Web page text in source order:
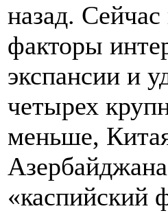
назад.
факторы
экспансии и
четырех
меньше,
«каспийский